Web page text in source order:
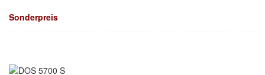
Sonderpreis